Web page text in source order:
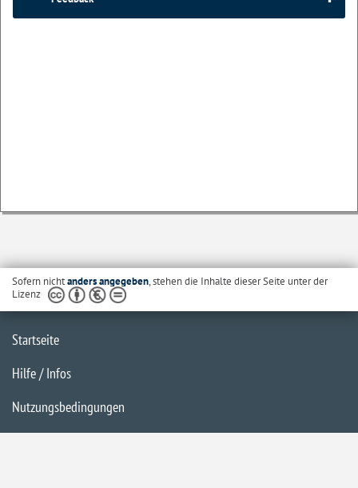
Sofern nichtanders angegeben, stehen die Inhalte dieser Seite unter der
Lizenz
Startseite
Hilfe / Infos
Nutzungsbedingungen